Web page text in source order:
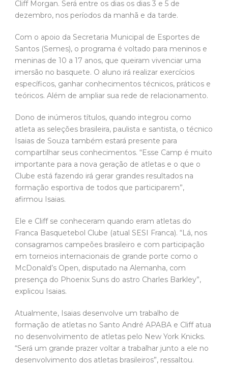
Cliff Morgan. Será entre os dias os dias 3 e 5 de
dezembro, nos períodos da manhã e da tarde.
Com o apoio da Secretaria Municipal de Esportes de
Santos (Semes), o programa é voltado para meninos e
meninas de 10 a 17 anos, que queiram vivenciar uma
imersão no basquete. O aluno irá realizar exercícios
específicos, ganhar conhecimentos técnicos, práticos e
teóricos. Além de ampliar sua rede de relacionamento.
Dono de inúmeros títulos, quando integrou como
atleta as seleções brasileira, paulista e santista, o técnico
Isaias de Souza também estará presente para
compartilhar seus conhecimentos. “Esse Camp é muito
importante para a nova geração de atletas e o que o
Clube está fazendo irá gerar grandes resultados na
formação esportiva de todos que participarem”,
afirmou Isaias.
Ele e Cliff se conheceram quando eram atletas do
Franca Basquetebol Clube (atual SESI Franca). “Lá, nos
consagramos campeões brasileiro e com participação
em torneios internacionais de grande porte como o
McDonald’s Open, disputado na Alemanha, com
presença do Phoenix Suns do astro Charles Barkley”,
explicou Isaias.
Atualmente, Isaias desenvolve um trabalho de
formação de atletas no Santo André APABA e Cliff atua
no desenvolvimento de atletas pelo New York Knicks.
“Será um grande prazer voltar a trabalhar junto a ele no
desenvolvimento dos atletas brasileiros”, ressaltou.